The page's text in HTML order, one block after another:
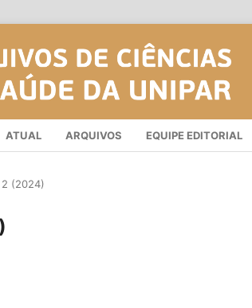
ATUAL ARQUIVOS EQUIPE EDITORIAL
(2024)